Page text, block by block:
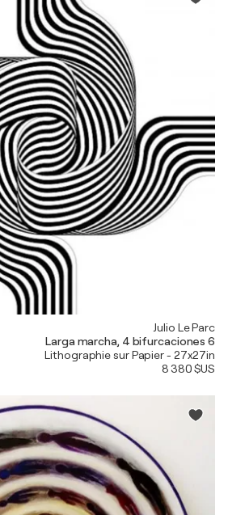
Julio Le Parc
Larga marcha, 4 bifurcaciones 6
Lithographie sur Papier - 27x27in
8 380 $US